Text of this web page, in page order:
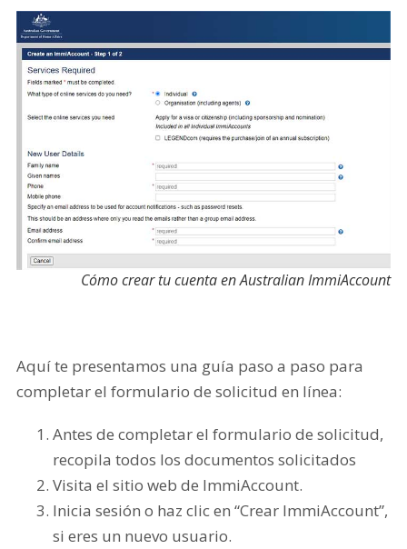
Cómo crear tu cuenta en Australian ImmiAccount
Aquí te presentamos una guía paso a paso para
completar el formulario de solicitud en línea:
Antes de completar el formulario de solicitud,
recopila todos los documentos solicitados
Visita el sitio web de ImmiAccount.
Inicia sesión o haz clic en “Crear ImmiAccount”,
si eres un nuevo usuario.